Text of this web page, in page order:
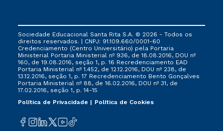
FIES, Prouni e outros programas governamentais, e
não se acumula com nenhuma outra campanha
ofertada pela Instituição.
Sociedade Educacional Santa Rita S.A. © 2026 - Todos os
direitos reservados. | CNPJ: 91.109.660/0001-60
Credenciamento (Centro Universitário) pela Portaria
Ministerial Portaria Ministerial nº 936, de 18.08.2016, DOU nº
160, de 19.08.2016, seção 1, p. 16 Recredenciamento EAD
Portaria Ministerial nº 1.452, de 12.12.2016, DOU nº 238, de
13.12.2016, seção 1, p. 17 Recredenciamento Bento Gonçalves
Portaria Ministerial nº 88, de 16.02.2016, DOU nº 31, de
17.02.2016, seção 1, p. 14-15
Política de Privacidade
Política de Cookies